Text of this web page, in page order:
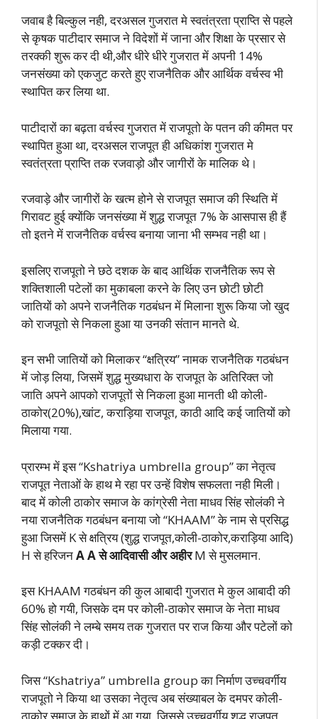
जवाब है बिल्कुल नही, दरअसल गुजरात मे स्वतंत्रता प्राप्ति से पहले
से कृषक पाटीदार समाज ने विदेशों में जाना और शिक्षा के प्रसार से
तरक्की शुरू कर दी थी,और धीरे धीरे गुजरात में अपनी 14%
जनसंख्या को एकजुट करते हुए राजनैतिक और आर्थिक वर्चस्व भी
स्थापित कर लिया था.
पाटीदारों का बढ़ता वर्चस्व गुजरात में राजपूतो के पतन की कीमत पर
स्थापित हुआ था, दरअसल राजपूत ही अधिकांश गुजरात मे
स्वतंत्रता प्राप्ति तक रजवाड़ो और जागीरों के मालिक थे।
रजवाड़े और जागीरों के खत्म होने से राजपूत समाज की स्थिति में
गिरावट हुई क्योंकि जनसंख्या में शुद्ध राजपूत 7% के आसपास ही हैं
तो इतने में राजनैतिक वर्चस्व बनाया जाना भी सम्भव नही था।
इसलिए राजपूतो ने छठे दशक के बाद आर्थिक राजनैतिक रूप से
शक्तिशाली पटेलों का मुकाबला करने के लिए उन छोटी छोटी
जातियों को अपने राजनैतिक गठबंधन में मिलाना शुरू किया जो खुद
को राजपूतो से निकला हुआ या उनकी संतान मानते थे.
इन सभी जातियों को मिलाकर “क्षत्रिय” नामक राजनैतिक गठबंधन
में जोड़ लिया, जिसमें शुद्ध मुख्यधारा के राजपूत के अतिरिक्त जो
जाति अपने आपको राजपूतों से निकला हुआ मानती थी कोली-
ठाकोर(20%),खांट, कराड़िया राजपूत, काठी आदि कई जातियों को
मिलाया गया.
प्रारम्भ में इस “Kshatriya umbrella group” का नेतृत्व
राजपूत नेताओं के हाथ मे रहा पर उन्हें विशेष सफलता नही मिली।
बाद में कोली ठाकोर समाज के कांग्रेसी नेता माधव सिंह सोलंकी ने
नया राजनैतिक गठबंधन बनाया जो “KHAAM” के नाम से प्रसिद्ध
हुआ जिसमें K से क्षत्रिय (शुद्ध राजपूत,कोली-ठाकोर,कराड़िया आदि)
H से हरिजनA A से आदिवासी और अहीरM से मुसलमान.
इस KHAAM गठबंधन की कुल आबादी गुजरात मे कुल आबादी की
60% हो गयी, जिसके दम पर कोली-ठाकोर समाज के नेता माधव
सिंह सोलंकी ने लम्बे समय तक गुजरात पर राज किया और पटेलों को
कड़ी टक्कर दी।
जिस “Kshatriya” umbrella group का निर्माण उच्चवर्गीय
राजपूतो ने किया था उसका नेतृत्व अब संख्याबल के दमपर कोली-
ठाकोर समाज के हाथों में आ गया, जिससे उच्चवर्गीय शुद्ध राजपूत